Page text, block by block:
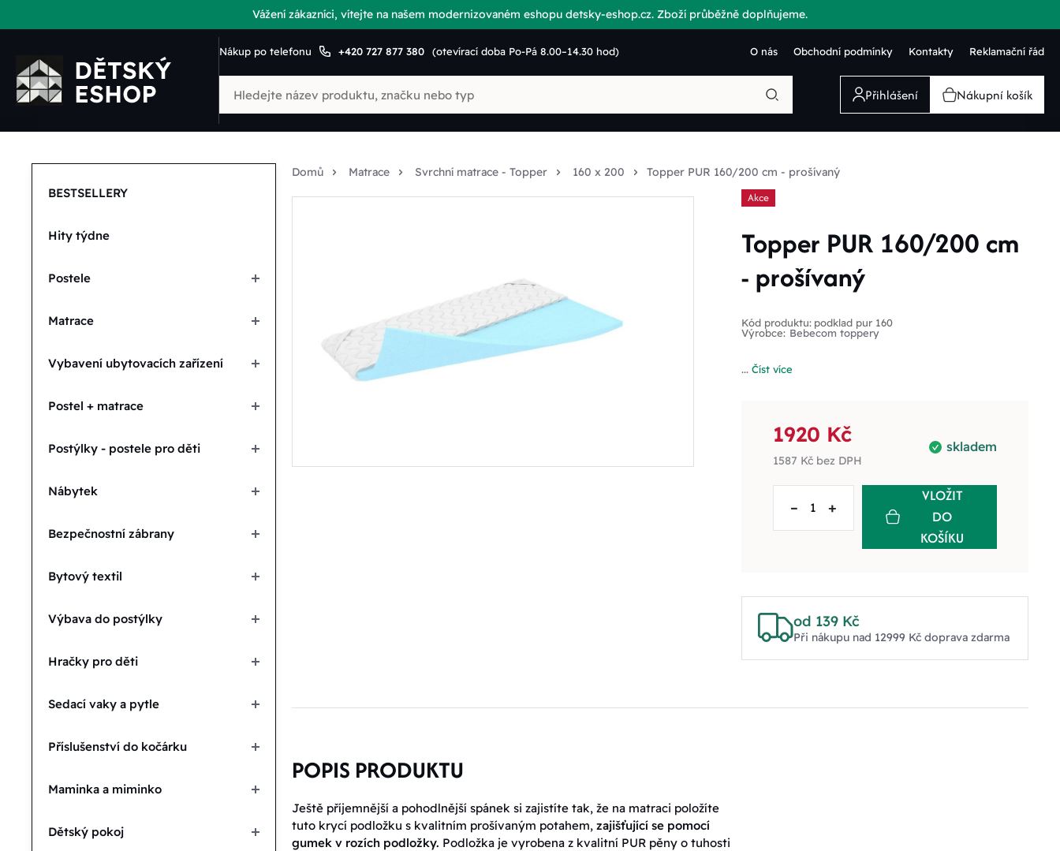
Vážení zákazníci, vítejte na našem modernizovaném eshopu detsky-eshop.cz. Zboží průběžně doplňujeme.
Nákup po telefonu +420 727 877 380 (otevírací doba Po-Pá 8.00–14.30 hod) O nás Obchodní podmínky Kontakty Reklamační řád
Přihlášení Nákupní košík
BESTSELLERY
Hity týdne
Postele
Matrace
Vybavení ubytovacích zařízení
Postel + matrace
Postýlky - postele pro děti
Nábytek
Bezpečnostní zábrany
Bytový textil
Výbava do postýlky
Hračky pro děti
Sedací vaky a pytle
Příslušenství do kočárku
Maminka a miminko
Dětský pokoj
Domů Matrace Svrchní matrace - Topper 160 x 200 Topper PUR 160/200 cm - prošívaný
Akce
Topper PUR 160/200 cm
- prošívaný
Kód produktu: podklad pur 160
Výrobce: Bebecom toppery
... Číst více
skladem
1920 Kč
1587 Kčbez DPH
– +
VLOŽIT
DO
KOŠÍKU
od 139 Kč
Při nákupu nad 12999 Kč doprava zdarma
POPIS PRODUKTU
Ještě příjemnější a pohodlnější spánek si zajistíte tak, že na matraci položíte
tuto krycí podložku s kvalitním prošívaným potahem, zajišťující se pomocí
gumek v rozích podložky. Podložka je vyrobena z kvalitní PUR pěny o tuhosti